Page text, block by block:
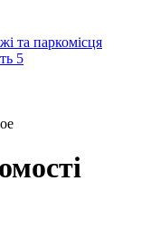
та паркомісця
5